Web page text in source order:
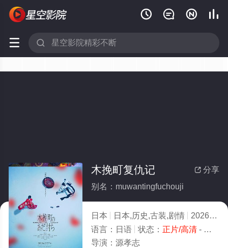
   
 
 分享
木挽町复仇记
别名：muwantingfuchouji
日本 日本,历史,古装,剧情 2026
6.0
语言： 日语 状态： 正片/高清- 免费在线观看
导演： 源孝志